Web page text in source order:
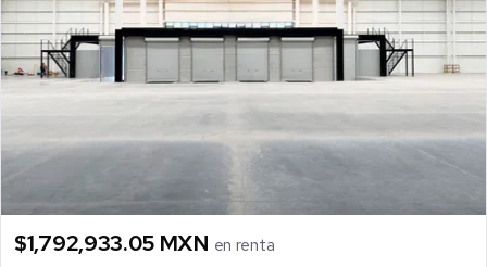
$1,792,933.05 MXN en renta